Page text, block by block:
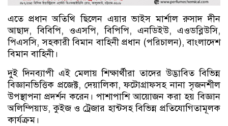
এতে প্রধান অতিথি ছিলেন এয়ার ভাইস মার্শাল রুসাদ দীন
আছাদ, বিবিপি, ওএসপি, বিপিপি, এনডিইউ, এওডব্লিউসি,
পিএসসি, সহকারী বিমান বাহিনী প্রধান (পরিচালন), বাংলাদেশ
বিমান বাহিনী।
দুই দিনব্যাপী এই মেলায় শিক্ষার্থীরা তাদের উদ্ভাবিত বিভিন্ন
বিজ্ঞানভিত্তিক প্রজেক্ট, দেয়ালিকা, ফটোগ্রাফসহ নানা সৃজনশীল
উপস্থাপনা প্রদর্শন করেন। পাশাপাশি আয়োজন করা হয় বিজ্ঞান
অলিম্পিয়াড, কুইজ ও ট্রেজার হান্টসহ বিভিন্ন প্রতিযোগিতামূলক
কার্যক্রম।